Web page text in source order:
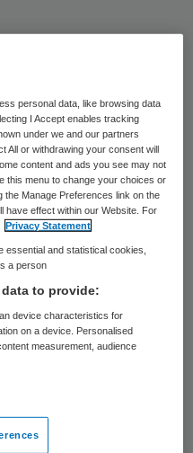
onderzoek komen
en
van de
verzoek daartoe
blijkt uit een
Ook het kabinet
bericht van
waaruit blijkt dat
gaf over het
personal data, like browsing data
I Accept enables tracking
under we and our partners
All or withdrawing your consent will
content and ads you see may not
this menu to change your choices or
Manage Preferences link on the
have effect within our Website. For
Privacy Statement
essential and statistical cookies,
a person
to provide:
device characteristics for
on a device. Personalised
measurement, audience